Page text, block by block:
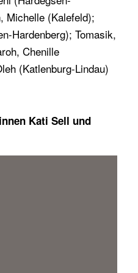
Michelle (Kalefeld);
Hardenberg); Tomasik,
Chenille
(Katlenburg-Lindau)
Kati Sell und